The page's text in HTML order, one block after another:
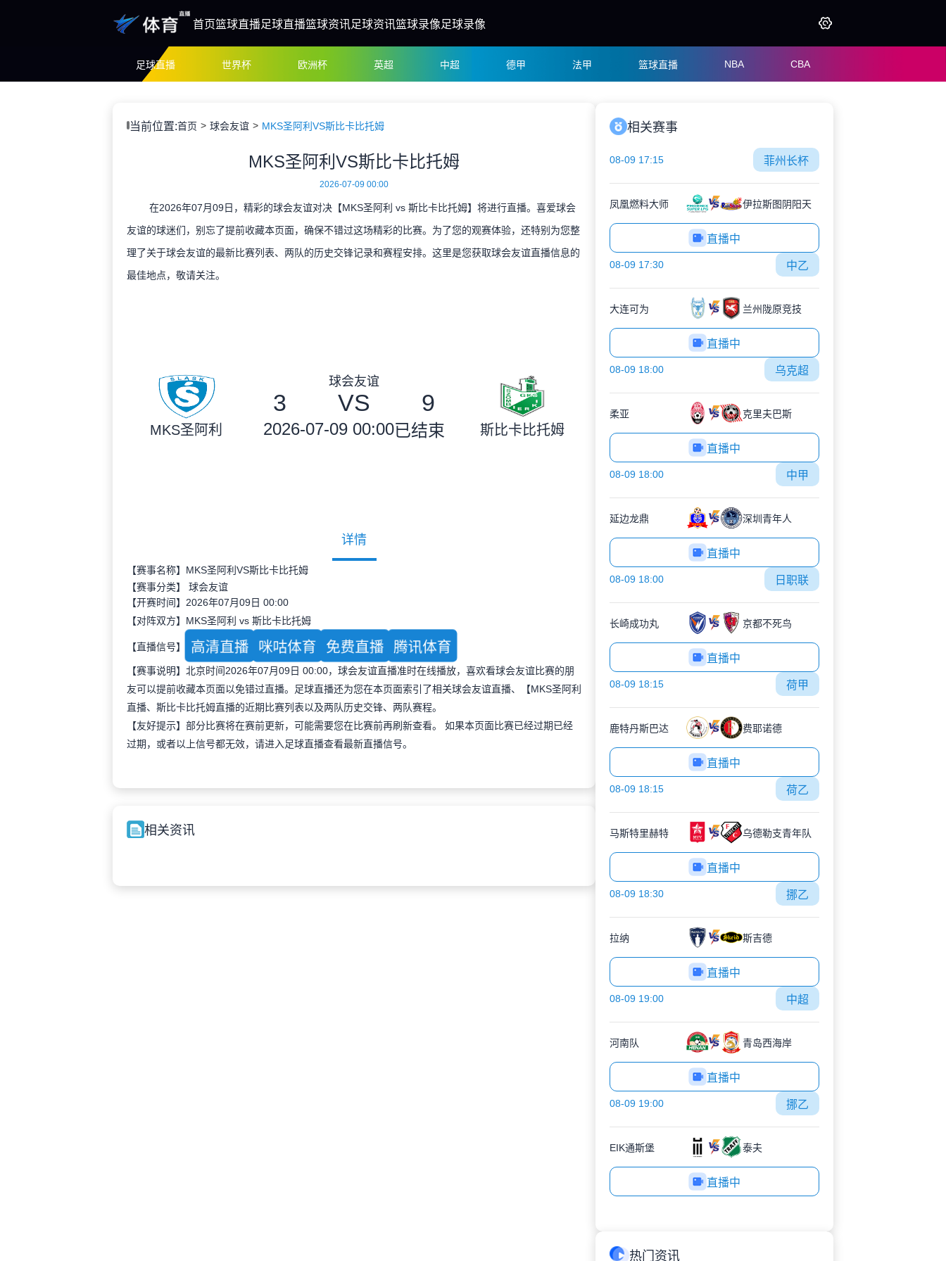
首页篮球直播足球直播篮球资讯足球资讯篮球录像足球录像
足球直播 世界杯 欧洲杯 英超 中超 德甲 法甲 篮球直播 NBA CBA
当前位置:首页 球会友谊 MKS圣阿利VS斯比卡比托姆
MKS圣阿利VS斯比卡比托姆
2026-07-09 00:00
在2026年07月09日，精彩的球会友谊对决【MKS圣阿利 vs 斯比卡比托姆】将进行直播。喜爱球会
友谊的球迷们，别忘了提前收藏本页面，确保不错过这场精彩的比赛。为了您的观赛体验，还特别为您整
理了关于球会友谊的最新比赛列表、两队的历史交锋记录和赛程安排。这里是您获取球会友谊直播信息的
最佳地点，敬请关注。
MKS圣阿利
球会友谊
3 VS 9
2026-07-09 00:00已结束 斯比卡比托姆
详情
【赛事名称】MKS圣阿利VS斯比卡比托姆
【赛事分类】 球会友谊
【开赛时间】2026年07月09日 00:00
【对阵双方】MKS圣阿利 vs 斯比卡比托姆
【直播信号】 高清直播 咪咕体育 免费直播 腾讯体育
【赛事说明】北京时间2026年07月09日 00:00，球会友谊直播准时在线播放，喜欢看球会友谊比赛的朋
友可以提前收藏本页面以免错过直播。足球直播还为您在本页面索引了相关球会友谊直播、【MKS圣阿利
直播、斯比卡比托姆直播的近期比赛列表以及两队历史交锋、两队赛程。
【友好提示】部分比赛将在赛前更新，可能需要您在比赛前再刷新查看。 如果本页面比赛已经过期已经
过期，或者以上信号都无效，请进入足球直播查看最新直播信号。
相关资讯
相关赛事
08-09 17:15 菲州长杯
凤凰燃料大师 伊拉斯图阴阳天
直播中
08-09 17:30 中乙
大连可为 兰州陇原竞技
直播中
08-09 18:00 乌克超
柔亚 克里夫巴斯
直播中
08-09 18:00 中甲
延边龙鼎 深圳青年人
直播中
08-09 18:00 日职联
长崎成功丸 京都不死鸟
直播中
08-09 18:15 荷甲
鹿特丹斯巴达 费耶诺德
直播中
08-09 18:15 荷乙
马斯特里赫特 乌德勒支青年队
直播中
08-09 18:30 挪乙
拉纳 斯吉德
直播中
08-09 19:00 中超
河南队 青岛西海岸
直播中
08-09 19:00 挪乙
EIK通斯堡 泰夫
直播中
热门资讯